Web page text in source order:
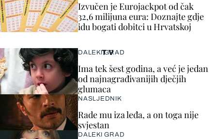
Izvučen je Eurojackpot od čak
32,6 milijuna eura: Doznajte gdje
idu bogati dobitci u Hrvatskoj
TV
DALEKI GRAD
Ima tek šest godina, a već je jedan
od najnagrađivanijih dječjih
glumaca
NASLJEDNIK
Rade mu iza leđa, a on toga nije
svjestan
DALEKI GRAD